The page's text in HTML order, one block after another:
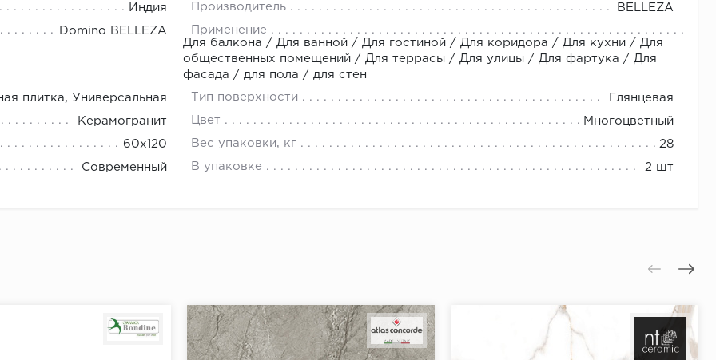
Индия Производитель BELLEZA
Domino BELLEZA
Применение
Для балкона / Для ванной / Для гостиной / Для коридора / Для кухни / Для
общественных помещений / Для террасы / Для улицы / Для фартука / Для
фасада / для пола / для стен
плитка, Универсальная Тип поверхности Глянцевая
Керамогранит Цвет Многоцветный
60х120 Вес упаковки, кг 28
Современный В упаковке 2 шт
Керамический Boom. Подробности узнавайте у менеджеров или Звоните нам: +7 (800) 600-48-49 +7
Или пиши в MAX по номеру +7(926)885-13-32.
деньгами
за 2 минуты прямо в форме заявки на той же странице
на встрече с представителем или по СМС